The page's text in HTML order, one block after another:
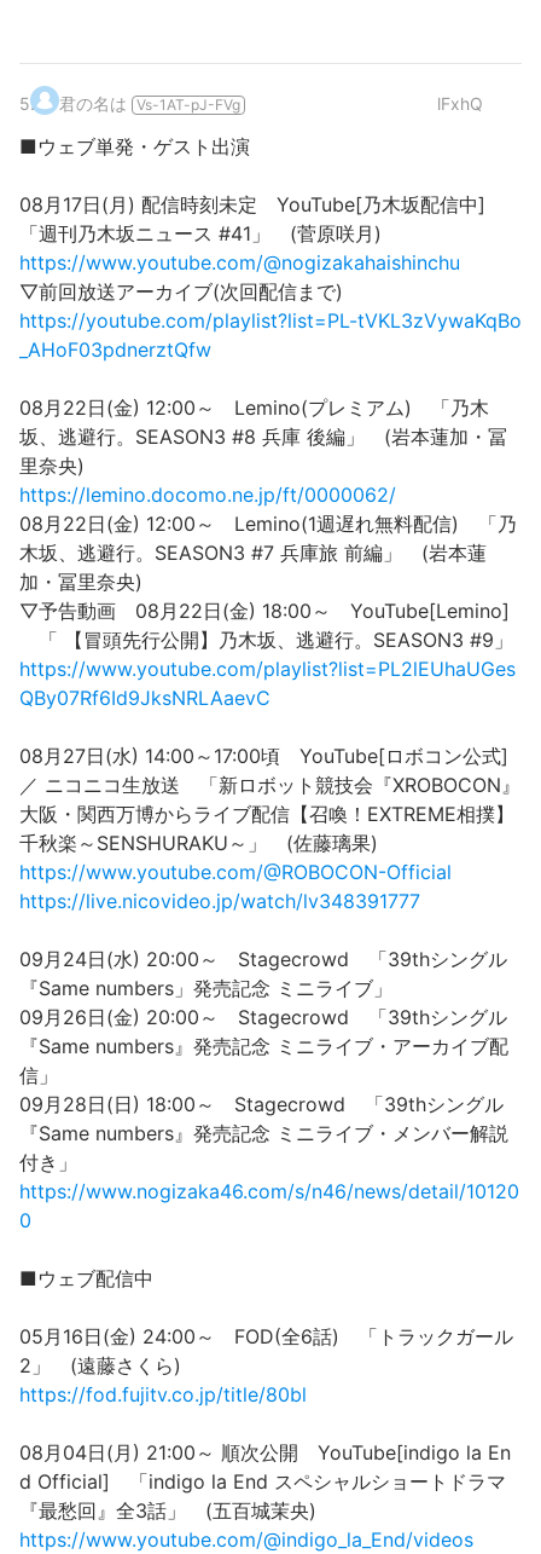
5. 君の名は Vs-1AT-pJ-FVg lFxhQ
■ウェブ単発・ゲスト出演
08月17日(月) 配信時刻未定 YouTube[乃木坂配信中]
「週刊乃木坂ニュース #41」 (菅原咲月)
https://www.youtube.com/@nogizakahaishinchu
▽前回放送アーカイブ(次回配信まで)
https://youtube.com/playlist?list=PL-tVKL3zVywaKqBo
_AHoF03pdnerztQfw
08月22日(金) 12:00～ Lemino(プレミアム) 「乃木
坂、逃避行。SEASON3 #8 兵庫 後編」 (岩本蓮加・冨
里奈央)
https://lemino.docomo.ne.jp/ft/0000062/
08月22日(金) 12:00～ Lemino(1週遅れ無料配信) 「乃
木坂、逃避行。SEASON3 #7 兵庫旅 前編」 (岩本蓮
加・冨里奈央)
▽予告動画 08月22日(金) 18:00～ YouTube[Lemino]
「 【冒頭先行公開】乃木坂、逃避行。SEASON3 #9」
https://www.youtube.com/playlist?list=PL2lEUhaUGes
QBy07Rf6Id9JksNRLAaevC
08月27日(水) 14:00～17:00頃 YouTube[ロボコン公式]
／ ニコニコ生放送 「新ロボット競技会『XROBOCON』
大阪・関西万博からライブ配信【召喚！EXTREME相撲】
千秋楽～SENSHURAKU～」 (佐藤璃果)
https://www.youtube.com/@ROBOCON-Official
https://live.nicovideo.jp/watch/lv348391777
09月24日(水) 20:00～ Stagecrowd 「39thシングル
『Same numbers」発売記念 ミニライブ」
09月26日(金) 20:00～ Stagecrowd 「39thシングル
『Same numbers』発売記念 ミニライブ・アーカイブ配
信」
09月28日(日) 18:00～ Stagecrowd 「39thシングル
『Same numbers』発売記念 ミニライブ・メンバー解説
付き」
https://www.nogizaka46.com/s/n46/news/detail/10120
0
■ウェブ配信中
05月16日(金) 24:00～ FOD(全6話) 「トラックガール
2」 (遠藤さくら)
https://fod.fujitv.co.jp/title/80bl
08月04日(月) 21:00～ 順次公開 YouTube[indigo la En
d Official] 「indigo la End スペシャルショートドラマ
『最愁回』全3話」 (五百城茉央)
https://www.youtube.com/@indigo_la_End/videos